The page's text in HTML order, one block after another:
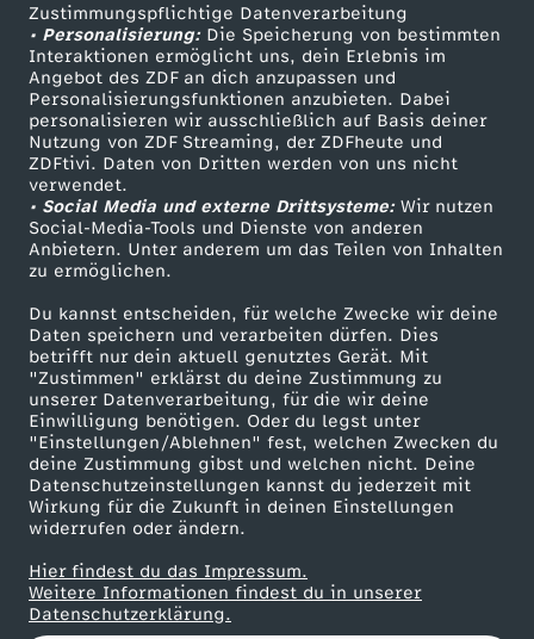
Zustimmungspflichtige Datenverarbeitung
• Personalisierung:Die Speicherung von bestimmten
Interaktionen ermöglicht uns, dein Erlebnis im
Angebot des ZDF an dich anzupassen und
Personalisierungsfunktionen anzubieten. Dabei
personalisieren wir ausschließlich auf Basis deiner
Nutzung von ZDF Streaming, der ZDFheute und
ZDFtivi. Daten von Dritten werden von uns nicht
verwendet.
• Social Media und externe Drittsysteme:Wir nutzen
Social-Media-Tools und Dienste von anderen
Anbietern. Unter anderem um das Teilen von Inhalten
zu ermöglichen.
Du kannst entscheiden, für welche Zwecke wir deine
Daten speichern und verarbeiten dürfen. Dies
betrifft nur dein aktuell genutztes Gerät. Mit
"Zustimmen" erklärst du deine Zustimmung zu
unserer Datenverarbeitung, für die wir deine
Einwilligung benötigen. Oder du legst unter
"Einstellungen/Ablehnen" fest, welchen Zwecken du
deine Zustimmung gibst und welchen nicht. Deine
Datenschutzeinstellungen kannst du jederzeit mit
Wirkung für die Zukunft in deinen Einstellungen
widerrufen oder ändern.
Hier findest du das Impressum.
Weitere Informationen findest du in unserer
Datenschutzerklärung.
a
n
d
r
a
t
t
e
n
-
V
Livestreams
Sendungen A-Z
TV-Programm
Zuschauerservice
Hilfe
ZDF Unternehmen
Karriere
ZDF goes Schule
Werbefernsehen
Mainzelmännchen
Partner